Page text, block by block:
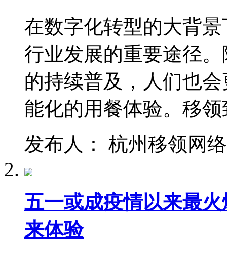
在数字化转型的大背
行业发展的重要途径
的持续普及，人们也
能化的用餐体验。移领
发布人： 杭州移领网
五一或成疫情以来最
来体验